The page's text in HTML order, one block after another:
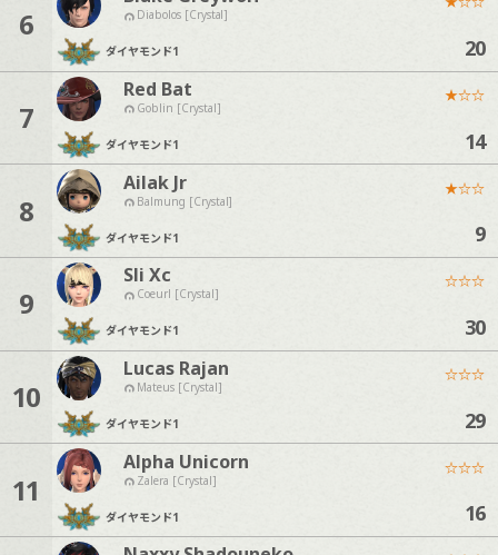
6 Diabolos [Crystal]
ダイヤモンド1 20
7
Red Bat
Goblin [Crystal]
ダイヤモンド1
★☆☆
14
8
Ailak Jr
Balmung [Crystal]
ダイヤモンド1
★☆☆
9
9
Sli Xc
Coeurl [Crystal]
ダイヤモンド1
☆☆☆
30
10
Lucas Rajan
Mateus [Crystal]
ダイヤモンド1
☆☆☆
29
11
Alpha Unicorn
Zalera [Crystal]
ダイヤモンド1
☆☆☆
16